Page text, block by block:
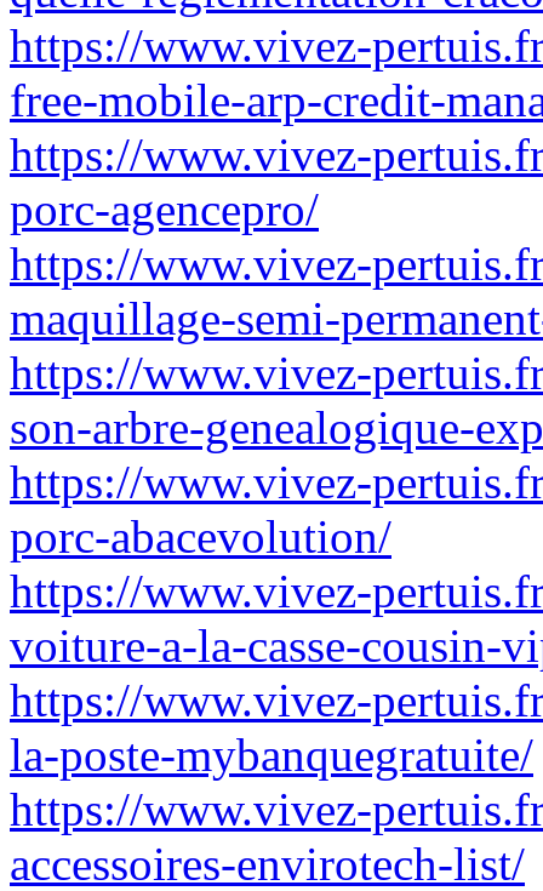
https://www.vivez-
free-mobile-arp-credit-
https://www.vivez-
porc-agencepro/
https://www.vivez-
maquillage-semi-
https://www.vivez-
son-arbre-genealogique-
https://www.vivez-
porc-abacevolution/
https://www.vivez-
voiture-a-la-casse-cousin-
https://www.vivez-
la-poste-mybanquegratuite/
https://www.vivez-
accessoires-envirotech-list/